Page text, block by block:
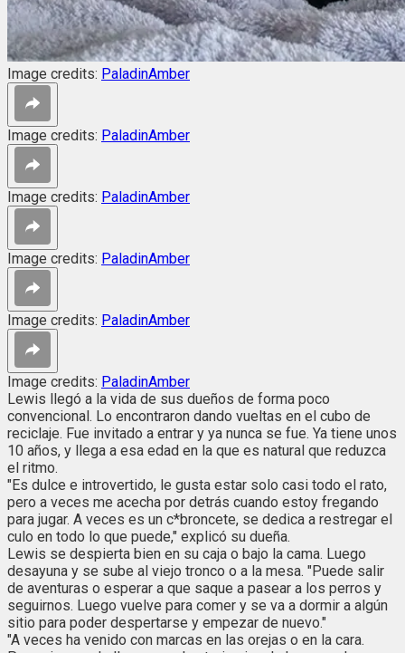
Image credits: PaladinAmber
Image credits: PaladinAmber
Image credits: PaladinAmber
Image credits: PaladinAmber
Image credits: PaladinAmber
Image credits: PaladinAmber
Lewis llegó a la vida de sus dueños de forma poco
convencional. Lo encontraron dando vueltas en el cubo de
reciclaje. Fue invitado a entrar y ya nunca se fue. Ya tiene unos
10 años, y llega a esa edad en la que es natural que reduzca
el ritmo.
"Es dulce e introvertido, le gusta estar solo casi todo el rato,
pero a veces me acecha por detrás cuando estoy fregando
para jugar. A veces es un c*broncete, se dedica a restregar el
culo en todo lo que puede," explicó su dueña.
Lewis se despierta bien en su caja o bajo la cama. Luego
desayuna y se sube al viejo tronco o a la mesa. "Puede salir
de aventuras o esperar a que saque a pasear a los perros y
seguirnos. Luego vuelve para comer y se va a dormir a algún
sitio para poder despertarse y empezar de nuevo."
"A veces ha venido con marcas en las orejas o en la cara.